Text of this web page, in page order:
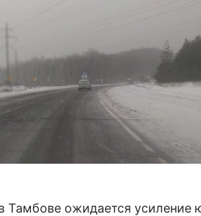
ожидается усиление